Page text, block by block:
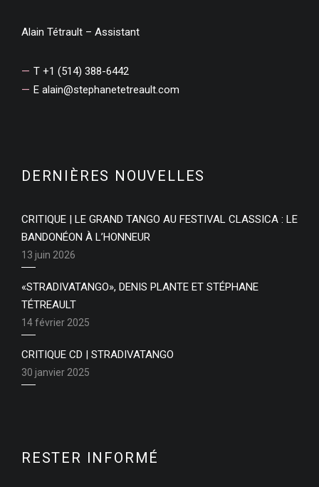
Alain Tétrault – Assistant
T +1 (514) 388-6442
E alain@stephanetetreault.com
DERNIÈRES NOUVELLES
CRITIQUE | LE GRAND TANGO AU FESTIVAL CLASSICA : LE
BANDONÉON À L’HONNEUR
13 juin 2026
«STRADIVATANGO», DENIS PLANTE ET STÉPHANE
TÉTREAULT
14 février 2025
CRITIQUE CD | STRADIVATANGO
30 janvier 2025
RESTER INFORMÉ